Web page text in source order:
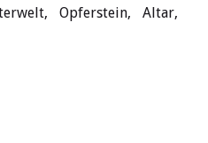
Opferstein, Altar,